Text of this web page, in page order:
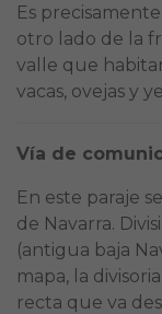
Es
otro lado de la
valle que
vacas, ovejas y
Vía de
En este paraje
de Navarra.
(antigua baja
mapa, la
recta que va